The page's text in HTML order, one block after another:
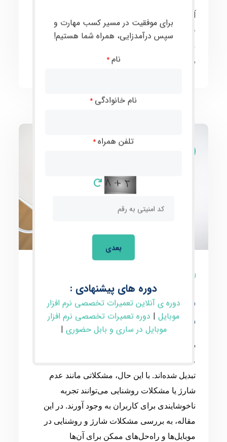
آن‌ها را بررسی خواهیم کرد. با این اطلاعات، شما
قادر خواهید بود تا به بهترین شکل ممکن با
مشکلات سیم کارت خود روبرو شوید و این مسئله
را به سرعت و به طور موثر حل کنید.
مشکلات شارژ و روشنایی
موبایل
در دنیای امروزی پرفراز و نشیب فناوری،
موبایل‌ها به یکی از ابزارهای اساسی زندگی ما
تبدیل شده‌اند. با این حال، مشکلاتی مانند عدم
شارژ یا مشکلات روشنایی می‌توانند تجربه
ناخوشایندی برای کاربران به وجود آورند. در این
مقاله، به بررسی مشکلات شارژ و روشنایی در
موبایل‌ها و راه‌حل‌های ممکن برای آن‌ها
برای موفقیت در مسیر کسب مهارت و
سپس درآمدزایی، همراه شما هستیم!
نام *
نام خانوادگی *
تلفن همراه *
بعدی
دوره های پیشنهادی :
دوره ی آنلاین تعمیرات تخصصی نرم افزار
موبایل | دوره تعمیرات تخصصی نرم افزار
موبایل در ساری و بابل حضوری |